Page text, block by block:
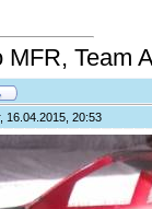
MFR, Team
16.04.2015, 20:53